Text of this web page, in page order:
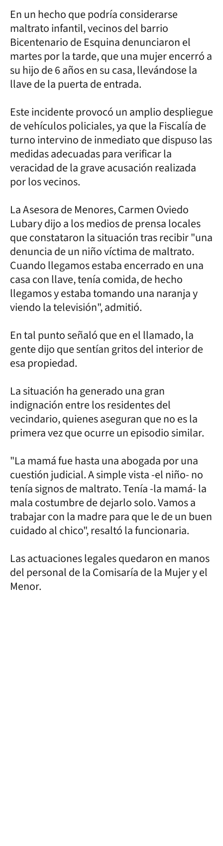
En un hecho que podría considerarse
maltrato infantil, vecinos del barrio
Bicentenario de Esquina denunciaron el
martes por la tarde, que una mujer encerró a
su hijo de 6 años en su casa, llevándose la
llave de la puerta de entrada.
Este incidente provocó un amplio despliegue
de vehículos policiales, ya que la Fiscalía de
turno intervino de inmediato que dispuso las
medidas adecuadas para verificar la
veracidad de la grave acusación realizada
por los vecinos.
La Asesora de Menores, Carmen Oviedo
Lubary dijo a los medios de prensa locales
que constataron la situación tras recibir "una
denuncia de un niño víctima de maltrato.
Cuando llegamos estaba encerrado en una
casa con llave, tenía comida, de hecho
llegamos y estaba tomando una naranja y
viendo la televisión", admitió.
En tal punto señaló que en el llamado, la
gente dijo que sentían gritos del interior de
esa propiedad.
La situación ha generado una gran
indignación entre los residentes del
vecindario, quienes aseguran que no es la
primera vez que ocurre un episodio similar.
"La mamá fue hasta una abogada por una
cuestión judicial. A simple vista -el niño- no
tenía signos de maltrato. Tenía -la mamá- la
mala costumbre de dejarlo solo. Vamos a
trabajar con la madre para que le de un buen
cuidado al chico", resaltó la funcionaria.
Las actuaciones legales quedaron en manos
del personal de la Comisaría de la Mujer y el
Menor.